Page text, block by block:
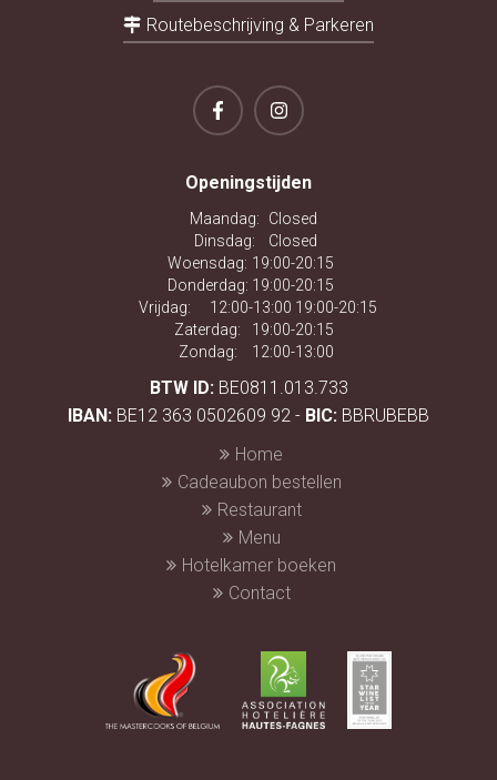
Routebeschrijving & Parkeren
Openingstijden
Maandag:
Closed
Dinsdag:
Closed
Woensdag: 19:00-20:15
Donderdag: 19:00-20:15
Vrijdag:
12:00-13:00 19:00-20:15
Zaterdag:
19:00-20:15
Zondag:
12:00-13:00
BTW ID: BE0811.013.733
IBAN: BE12 363 0502609 92 - BIC: BBRUBEBB
Home
Cadeaubon bestellen
Restaurant
Menu
Hotelkamer boeken
Contact